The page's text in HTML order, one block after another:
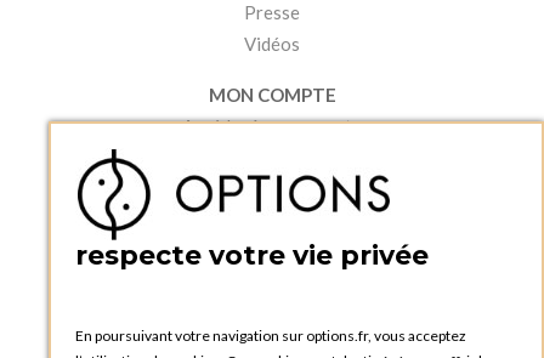
Presse
Vidéos
MON COMPTE
Accéder à mon compte
Créer un compte
PRATIQUE
Catalogues et bons de commande
Tutoriels
respecte votre vie privée
En poursuivant votre navigation sur options.fr, vous acceptez